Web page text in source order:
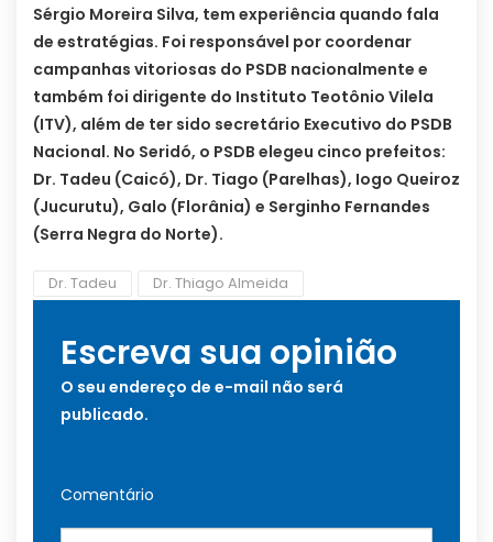
Sérgio Moreira Silva, tem experiência quando fala
de estratégias. Foi responsável por coordenar
campanhas vitoriosas do PSDB nacionalmente e
também foi dirigente do Instituto Teotônio Vilela
(ITV), além de ter sido secretário Executivo do PSDB
Nacional. No Seridó, o PSDB elegeu cinco prefeitos:
Dr. Tadeu (Caicó), Dr. Tiago (Parelhas), Iogo Queiroz
(Jucurutu), Galo (Florânia) e Serginho Fernandes
(Serra Negra do Norte).
Dr. Tadeu Dr. Thiago Almeida
Escreva sua opinião
O seu endereço de e-mail não será
publicado.
Comentário